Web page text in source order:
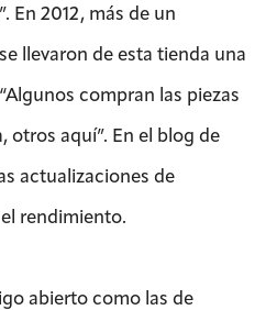
En 2012, más de un
llevaron de esta tienda una
compran las piezas
otros aquí”. En el blog de
actualizaciones de
rendimiento.
abierto como las de